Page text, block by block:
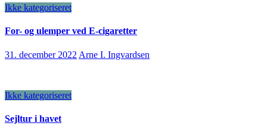
Ikke kategoriseret
For- og ulemper ved E-cigaretter
31. december 2022 Arne I. Ingvardsen
Ikke kategoriseret
Sejltur i havet